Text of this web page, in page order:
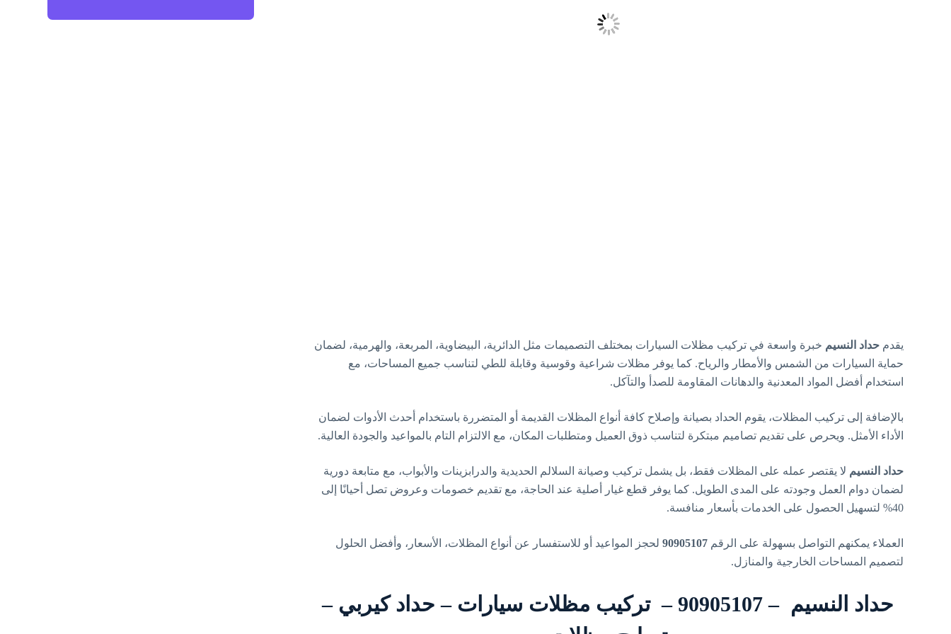
يقدمحداد النسيم خبرة واسعة في تركيب مظلات السيارات بمختلف التصميمات مثل الدائرية، البيضاوية، المربعة، والهرمية، لضمان
حماية السيارات من الشمس والأمطار والرياح. كما يوفر مظلات شراعية وقوسية وقابلة للطي لتناسب جميع المساحات، مع
استخدام أفضل المواد المعدنية والدهانات المقاومة للصدأ والتآكل.
بالإضافة إلى تركيب المظلات، يقوم الحداد بصيانة وإصلاح كافة أنواع المظلات القديمة أو المتضررة باستخدام أحدث الأدوات لضمان
الأداء الأمثل. ويحرص على تقديم تصاميم مبتكرة لتناسب ذوق العميل ومتطلبات المكان، مع الالتزام التام بالمواعيد والجودة العالية.
حداد النسيم لا يقتصر عمله على المظلات فقط، بل يشمل تركيب وصيانة السلالم الحديدية والدرابزينات والأبواب، مع متابعة دورية
لضمان دوام العمل وجودته على المدى الطويل. كما يوفر قطع غيار أصلية عند الحاجة، مع تقديم خصومات وعروض تصل أحيانًا إلى
40% لتسهيل الحصول على الخدمات بأسعار منافسة.
العملاء يمكنهم التواصل بسهولة على الرقم90905107 لحجز المواعيد أو للاستفسار عن أنواع المظلات، الأسعار، وأفضل الحلول
لتصميم المساحات الخارجية والمنازل.
حداد النسيم – 90905107 – تركيب مظلات سيارات – حداد كيربي –